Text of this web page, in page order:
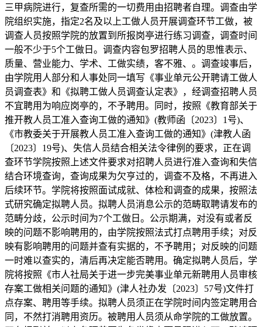
三甲病院进行，复查所需的一切费用由招聘者自理。调查由学
院组织实施，指定2名及以上工做人员开展调查环节工做，被
调查人员按照学院的放置到所报岗亭进行练习调查，调查时间
一般不少于5个工做日。调查内容包罗招聘人员的思惟表示、
质量、营业能力、学术、工做实绩，客不雅、。调查竣事后，
由学院用人部分和人事处同一填写《事业单元公开聘请工做人
员调查表》和《拟聘工做人员调查认定表》，经调查招聘人员
不宜聘用为响应岗亭的，不予聘用。同时，按照《教育部关于
推开教人员工准入查询工做的通知》(教师函〔2023〕1号)、
《市教委关于开展教人员工准入查询工做的通知》(津教人函
〔2023〕19号)、失信人员结合相关法令律例的要求，正在调
查环节学院按照上述文件要求对招聘人员进行准入查询和失信
结合环境查询，查询成果为欠亨过的，调查不及格，不再进入
后续环节。学院将按照面试成就、体检和调查的成果，按照法
式研究确定拟聘人员。拟聘人员消息公示的范畴取聘请发布的
范畴分歧，公示时间为7个工做日。公示期满，对没有或者反
映的问题不影响聘用的，由学院按照法式打点聘用手续；对反
映有影响聘用的问题并查有实据的，不予聘用；对反映的问题
一时难以查实的，清后再决定能否聘用。确定拟聘人员后，学
院将按照《市人社局关于进一步完美事业单元新聘用人员审核
存案工做相关问题的通知》(津人社办发〔2023〕57号)文件打
点存案、聘用等手续。拟聘人员须正在学院时间内签定聘用合
同，不然打消聘用资历。被聘用人员须从命学院的工做放置。